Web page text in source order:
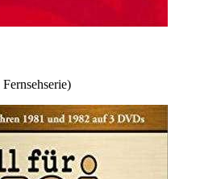
Fernsehserie)